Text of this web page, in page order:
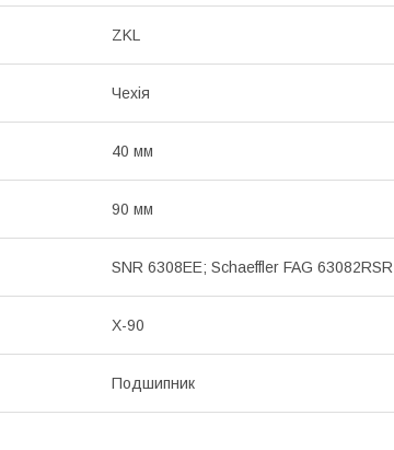
ZKL
Чехія
40 мм
90 мм
SNR 6308EE; Schaeffler FAG 63082RSR
X-90
Подшипник